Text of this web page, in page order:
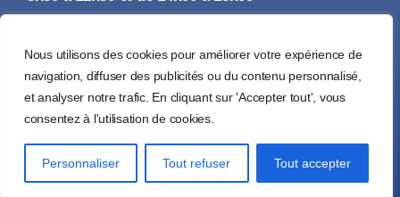
Nous utilisons des cookies pour améliorer votre expérience de
navigation, diffuser des publicités ou du contenu personnalisé,
et analyser notre trafic. En cliquant sur 'Accepter tout', vous
consentez à l'utilisation de cookies.
Personnaliser Tout refuser Tout accepter
8h30 à 12h30 et de 14h00 à 17h00
© 2026 • Tous droits réservés •Mentions Légales